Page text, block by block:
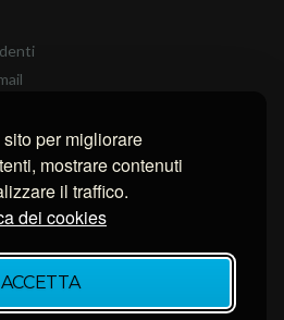
per migliorare
mostrare contenuti
il traffico.
dei cookies
ACCETTA
AnyDesk
Ammyy Admin
TeamViewer
per restare aggiornato.